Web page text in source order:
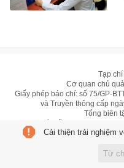
Tạp
Cơ quan chủ
Giấy phép báo chí: số 75/GP-
và Truyền thông cấp
Tổng biên
Toàn bộ
Cải thiện trải nghiệm
Từ